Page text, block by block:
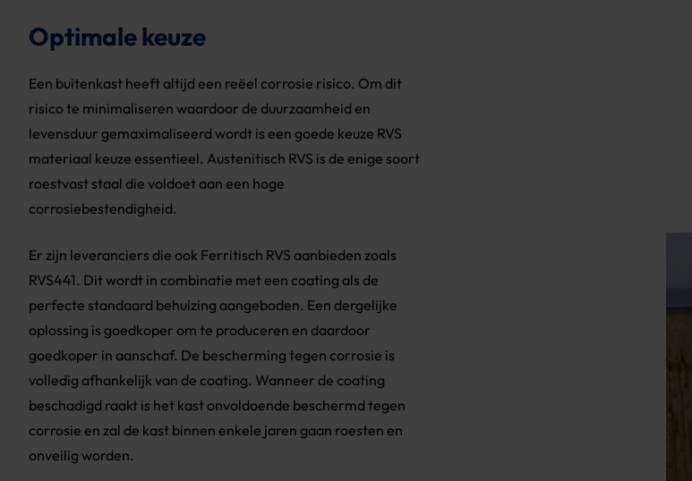
Optimale keuze
Een buitenkast heeft altijd een reëel corrosie risico. Om dit
risico te minimaliseren waardoor de duurzaamheid en
levensduur gemaximaliseerd wordt is een goede keuze RVS
materiaal keuze essentieel. Austenitisch RVS is de enige soort
roestvast staal die voldoet aan een hoge
corrosiebestendigheid.
Er zijn leveranciers die ook Ferritisch RVS aanbieden zoals
RVS441. Dit wordt in combinatie met een coating als de
perfecte standaard behuizing aangeboden. Een dergelijke
oplossing is goedkoper om te produceren en daardoor
goedkoper in aanschaf. De bescherming tegen corrosie is
volledig afhankelijk van de coating. Wanneer de coating
beschadigd raakt is het kast onvoldoende beschermd tegen
corrosie en zal de kast binnen enkele jaren gaan roesten en
onveilig worden.